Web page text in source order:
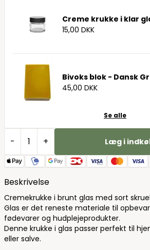
Creme krukke i klar
15,00 DKK
Bivoks blok - Dansk
45,00 DKK
Se alle
- + Læg i
Beskrivelse
Cremekrukke i brunt glas med sort
Glas er det reneste materiale til
fødevarer og hudplejeprodukter.
Denne krukke i glas passer perfekt til
eller salve.